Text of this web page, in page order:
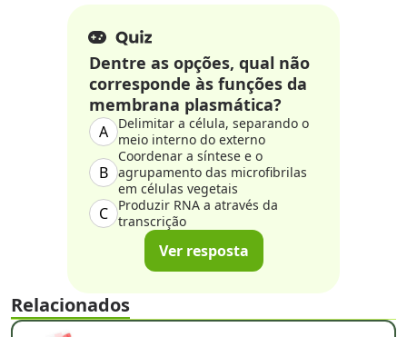
Dentre as opções, qual não
corresponde às funções da
membrana plasmática?
A
Delimitar a célula, separando o
meio interno do externo
B
Coordenar a síntese e o
agrupamento das microfibrilas
em células vegetais
C
Produzir RNA a através da
transcrição
Ver resposta
Relacionados